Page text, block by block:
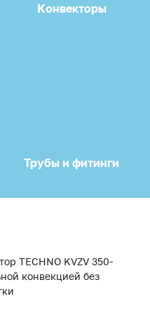
Конвекторы
Трубы и фитинги